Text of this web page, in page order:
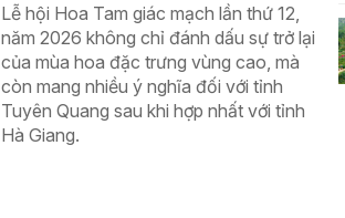
Lễ hội Hoa Tam giác mạch lần thứ 12,
năm 2026 không chỉ đánh dấu sự trở lại
của mùa hoa đặc trưng vùng cao, mà
còn mang nhiều ý nghĩa đối với tỉnh
Tuyên Quang sau khi hợp nhất với tỉnh
Hà Giang.